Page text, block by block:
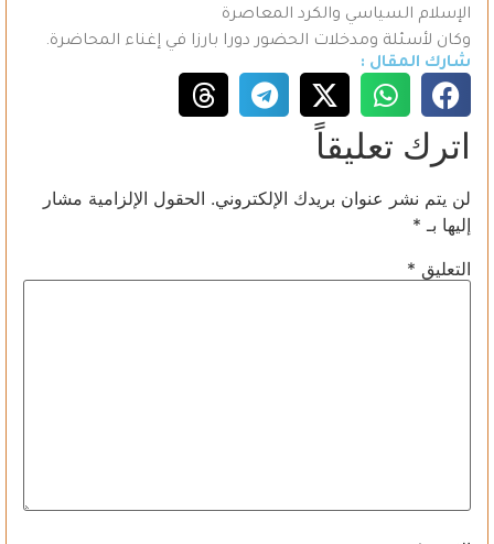
الإسلام السياسي والكرد المعاصرة
وكان لأسئلة ومدخلات الحضور دورا بارزا في إغناء المحاضرة.
شارك المقال :
اترك تعليقاً
لن يتم نشر عنوان بريدك الإلكتروني. الحقول الإلزامية مشار
إليها بـ *
التعليق *